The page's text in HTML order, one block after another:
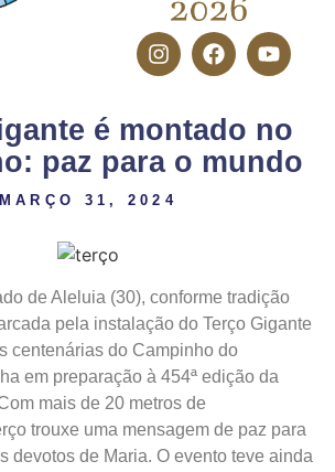
é montado no
paz para o mundo
MARÇO 31, 2024
de Aleluia (30), conforme tradição
pela instalação do Terço Gigante
centenárias do Campinho do
em preparação à 454ª edição da
mais de 20 metros de
trouxe uma mensagem de paz para
devotos de Maria. O evento teve ainda